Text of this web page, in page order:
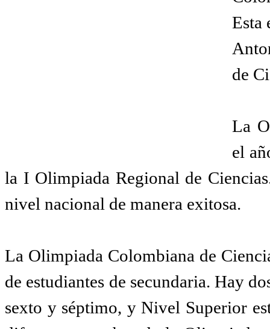
Esta
de
La
el
la I Olimpiada Regional de
nivel nacional de manera exitosa.
La Olimpiada Colombiana de
de estudiantes de secundaria. Hay
sexto y séptimo, y Nivel Superior